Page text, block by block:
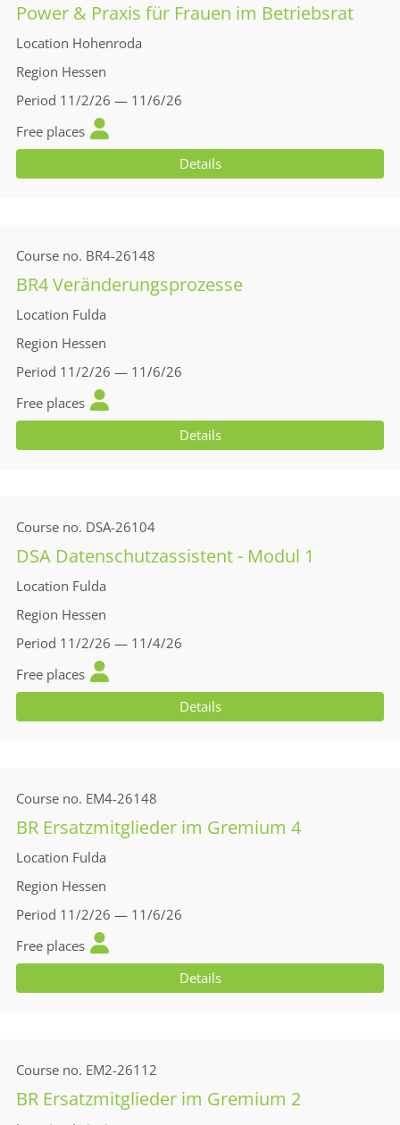
Power & Praxis für Frauen im Betriebsrat
Location Hohenroda
Region Hessen
Period 11/2/26 — 11/6/26
Free places
Details
Course no. BR4-26148
BR4 Veränderungsprozesse
Location Fulda
Region Hessen
Period 11/2/26 — 11/6/26
Free places
Details
Course no. DSA-26104
DSA Datenschutzassistent - Modul 1
Location Fulda
Region Hessen
Period 11/2/26 — 11/4/26
Free places
Details
Course no. EM4-26148
BR Ersatzmitglieder im Gremium 4
Location Fulda
Region Hessen
Period 11/2/26 — 11/6/26
Free places
Details
Course no. EM2-26112
BR Ersatzmitglieder im Gremium 2